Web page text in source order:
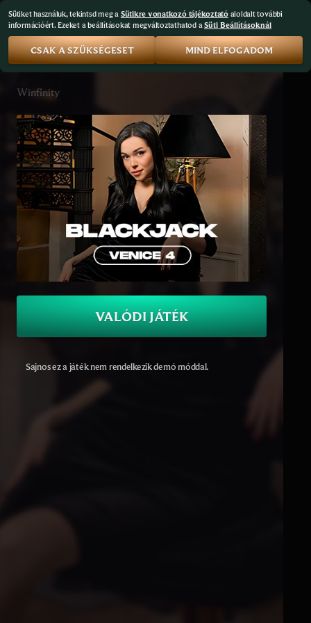
Venice BJ 4
Winfinity
VALÓDI JÁTÉK
Sajnos ez a játék nem rendelkezik demó móddal.
Sütiket használuk, tekintsd meg a Sütikre vonatkozó tájékoztatóaloldalt további
információért. Ezeket a beállításokat megváltoztathatod aSüti Beállításoknál
CSAK A SZÜKSÉGESET MIND ELFOGADOM